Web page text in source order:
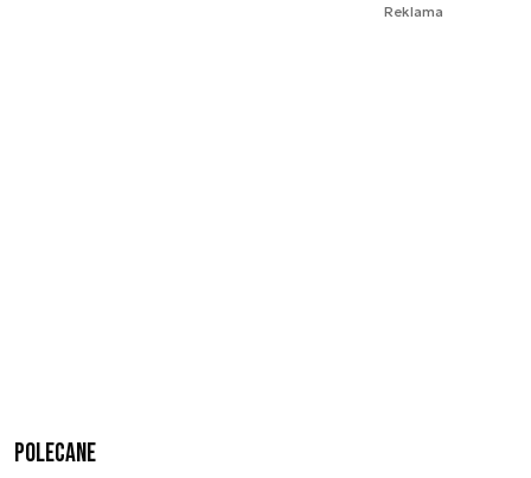
Reklama
Polecane